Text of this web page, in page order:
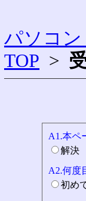
パソコン
TOP >
A1.本ペ
解決
A2.何度
初